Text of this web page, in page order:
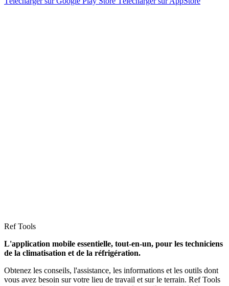
Ref Tools
L'application mobile essentielle, tout-en-un, pour les techniciens
de la climatisation et de la réfrigération.
Obtenez les conseils, l'assistance, les informations et les outils dont
vous avez besoin sur votre lieu de travail et sur le terrain. Ref Tools